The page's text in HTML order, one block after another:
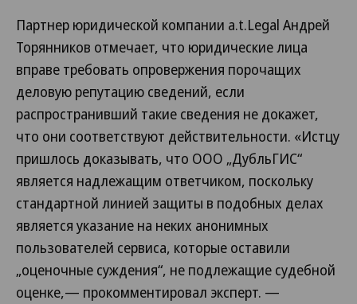
Партнер юридической компании a.t.Legal Андрей
Торянников отмечает, что юридические лица
вправе требовать опровержения порочащих
деловую репутацию сведений, если
распространивший такие сведения не докажет,
что они соответствуют действительности. «Истцу
пришлось доказывать, что ООО „ДубльГИС“
является надлежащим ответчиком, поскольку
стандартной линией защиты в подобных делах
является указание на неких анонимных
пользователей сервиса, которые оставили
„оценочные суждения“, не подлежащие судебной
оценке,— прокомментировал эксперт. —